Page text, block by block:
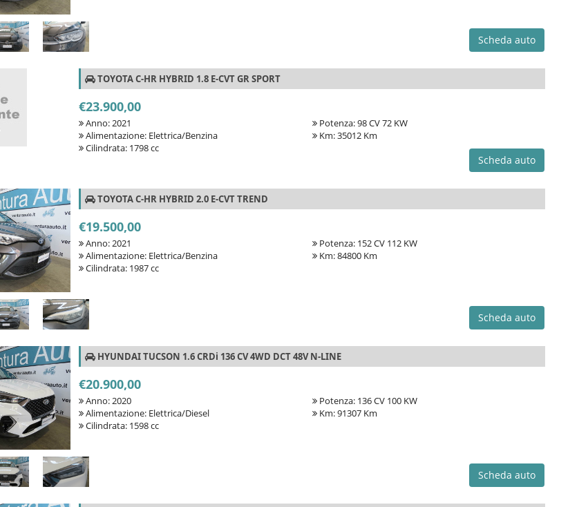
Scheda auto
Scheda auto
TOYOTA C-HR HYBRID 1.8 E-CVT GR SPORT
€23.900,00
Anno: 2021
Potenza: 98 CV 72 KW
Alimentazione: Elettrica/Benzina
Km: 35012 Km
Cilindrata: 1798 cc
Scheda auto
TOYOTA C-HR HYBRID 2.0 E-CVT TREND
€19.500,00
Anno: 2021
Potenza: 152 CV 112 KW
Alimentazione: Elettrica/Benzina
Km: 84800 Km
Cilindrata: 1987 cc
Scheda auto
HYUNDAI TUCSON 1.6 CRDi 136 CV 4WD DCT 48V N-LINE
€20.900,00
Anno: 2020
Potenza: 136 CV 100 KW
Alimentazione: Elettrica/Diesel
Km: 91307 Km
Cilindrata: 1598 cc